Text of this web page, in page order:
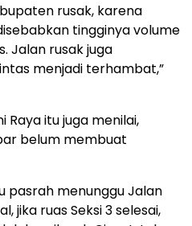
rusak, karena
tingginya volume
Jalan rusak juga
menjadi terhambat,”
Raya itu juga menilai,
belum membuat
pasrah menunggu Jalan
jika ruas Seksi 3 selesai,